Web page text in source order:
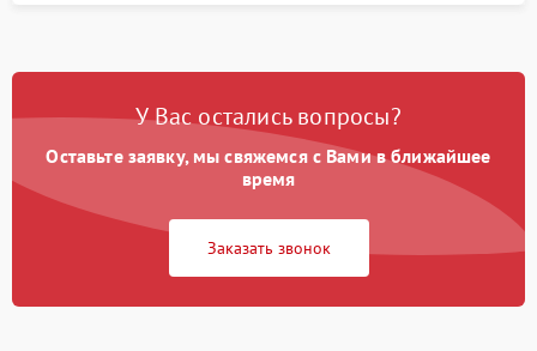
У Вас остались вопросы?
Оставьте заявку, мы свяжемся с Вами в ближайшее
время
Заказать звонок